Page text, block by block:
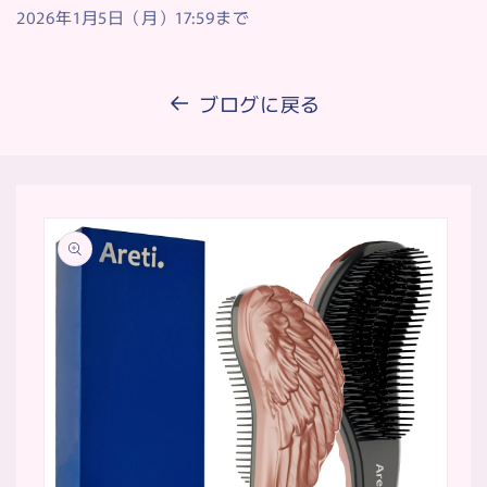
2026年1月5日（月）17:59まで
ブログに戻る
報にス
キップ